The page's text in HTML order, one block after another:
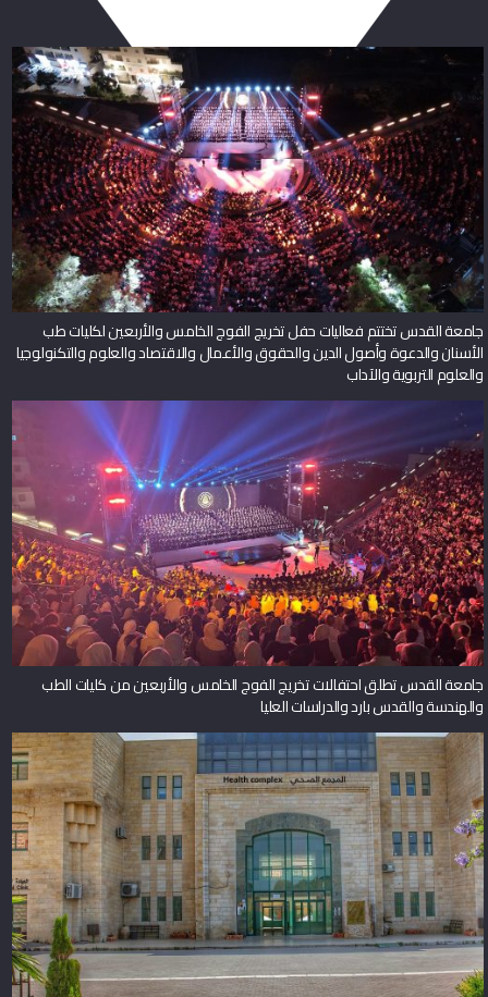
جامعة القدس تختتم فعاليات حفل تخريج الفوج الخامس والأربعين لكليات طب
الأسنان والدعوة وأصول الدين والحقوق والأعمال والاقتصاد والعلوم والتكنولوجيا
والعلوم التربوية والآداب
جامعة القدس تطلق احتفالات تخريج الفوج الخامس والأربعين من كليات الطب
والهندسة والقدس بارد والدراسات العليا